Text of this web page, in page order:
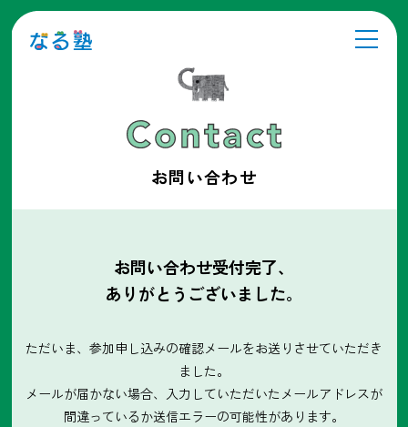
お問い合わせ
お問い合わせ受付完了、
ありがとうございました。
ただいま、参加申し込みの確認メールをお送りさせていただき
ました。
メールが届かない場合、入力していただいたメールアドレスが
間違っているか送信エラーの可能性があります。